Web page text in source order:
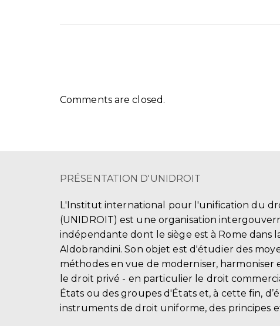
Comments are closed.
PRÉSENTATION D'UNIDROIT
L'Institut international pour l'unification du
(UNIDROIT) est une organisation
indépendante dont le siège est à Rome dans
Aldobrandini. Son objet est d'étudier des
méthodes en vue de moderniser, harmoniser
le droit privé - en particulier le droit
États ou des groupes d'États et, à cette fin,
instruments de droit uniforme, des principes